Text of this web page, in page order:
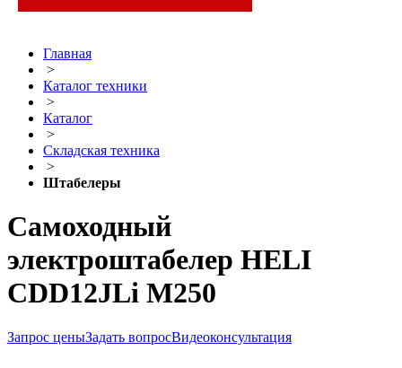
Главная
>
Каталог техники
>
Каталог
>
Складская техника
>
Штабелеры
Самоходный
электроштабелер HELI
CDD12JLi M250
Запрос ценыЗадать вопросВидеоконсультация